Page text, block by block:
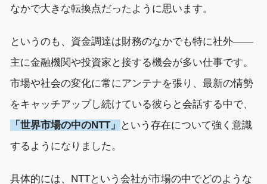
なかで大きな転換点だったように思います。
というのも、資金調達は財務のなかでも特に社外――
主に金融機関や投資家と接する機会が多い仕事です。
市場や社会の変化に常にアンテナを張り、最新の情勢
をキャッチアップし続けている彼らと会話する中で、
「世界市場の中のNTT」
という存在について強く意識
するようになりました。
具体的には、NTTという会社が市場の中でどのような